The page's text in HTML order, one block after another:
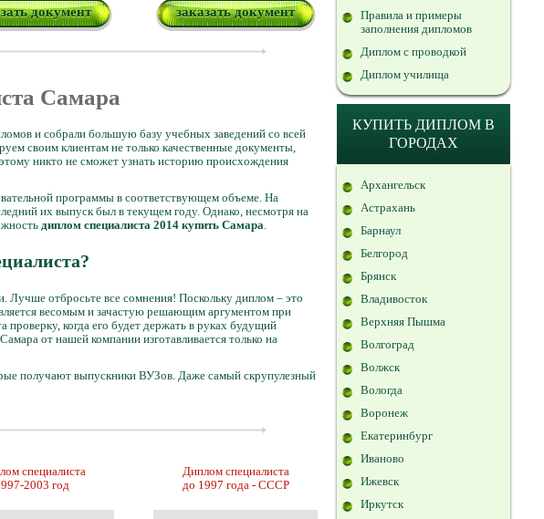
документ заказать документ
Самара
и собрали большую базу учебных заведений со всей
своим клиентам не только качественные документы,
никто не сможет узнать историю происхождения
программы в соответствующем объеме. На
их выпуск был в текущем году. Однако, несмотря на
диплом специалиста 2014 купить Самара.
Лучше отбросьте все сомнения! Поскольку диплом – это
весомым и зачастую решающим аргументом при
когда его будет держать в руках будущий
от нашей компании изготавливается только на
получают выпускники ВУЗов. Даже самый скрупулезный
специалиста
2003 год
Диплом специалиста
до 1997 года - СССР
Правила и примеры
заполнения дипломов
Диплом с проводкой
Диплом училища
КУПИТЬ ДИПЛОМ В
ГОРОДАХ
Архангельск
Астрахань
Барнаул
Белгород
Брянск
Владивосток
Верхняя Пышма
Волгоград
Волжск
Вологда
Воронеж
Екатеринбург
Иваново
Ижевск
Иркутск